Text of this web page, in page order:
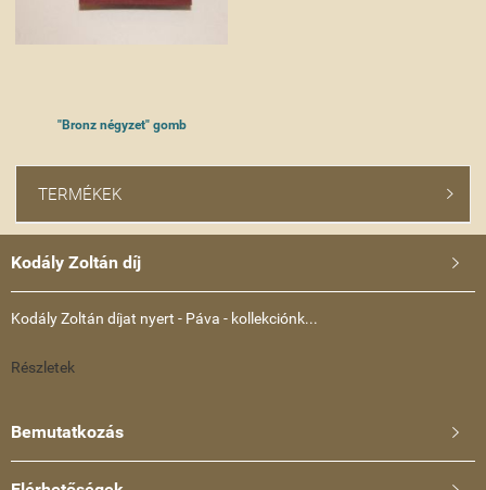
"Bronz négyzet" gomb
TERMÉKEK 
Kodály Zoltán díj 
Kodály Zoltán díjat nyert - Páva - kollekciónk...
Részletek
Bemutatkozás 